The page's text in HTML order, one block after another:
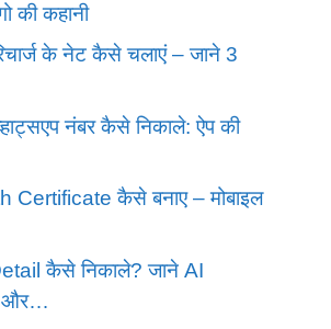
की कहानी
के नेट कैसे चलाएं – जाने 3
नंबर कैसे निकाले: ऐप की
Certificate कैसे बनाए – मोबाइल
कैसे निकाले? जाने AI
और…